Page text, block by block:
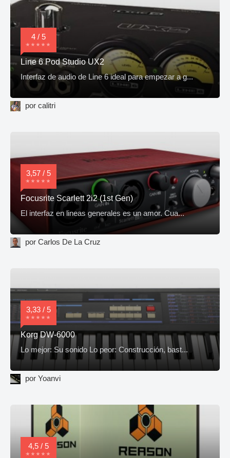
4 / 5
Line 6 Pod Studio UX2
Interfaz de audio de Line 6 ideal para empezar a g...
por calitri
3,57 / 5
Focusrite Scarlett 2i2 (1st Gen)
El interfaz en lineas generales es un amor. Cua...
por Carlos De La Cruz
3,33 / 5
Korg DW-6000
Lo mejor: Su sonido Lo peor: Construcción, bast...
por Yoanvi
4,5 / 5